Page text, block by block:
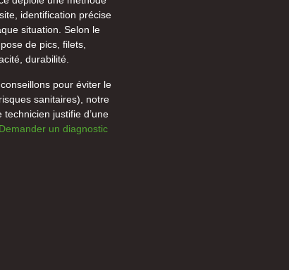
identification précise
situation. Selon le
de pics, filets,
durabilité.
pour éviter le
sanitaires), notre
justifie d’une
Demander un diagnostic